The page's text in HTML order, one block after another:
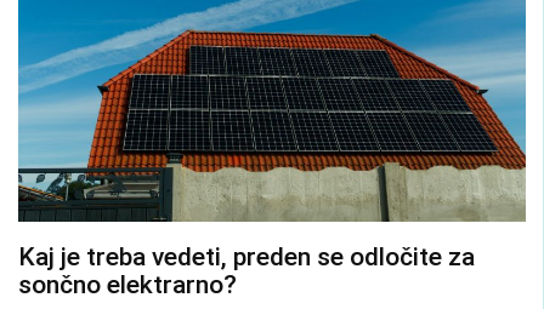
Kaj je treba vedeti, preden se odločite za
sončno elektrarno?